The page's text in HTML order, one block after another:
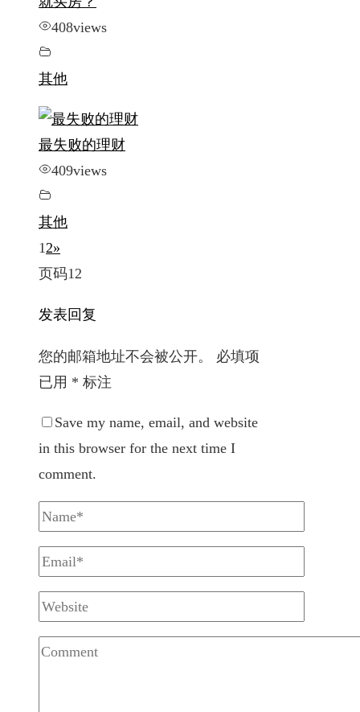
408views
其他
最失败的理财
409views
其他
12»
页码12
发表回复
您的邮箱地址不会被公开。
必填项
已用 * 标注
Save my name, email, and website
in this browser for the next time I
comment.